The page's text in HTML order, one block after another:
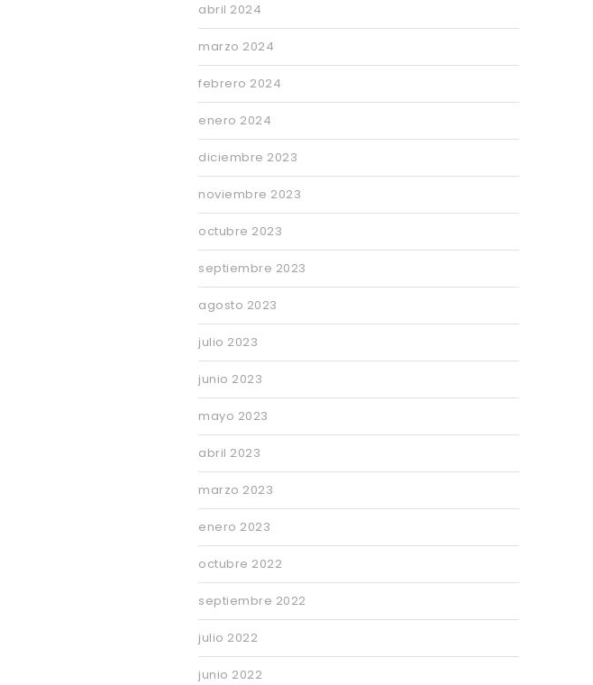
abril 2024
marzo 2024
febrero 2024
enero 2024
diciembre 2023
noviembre 2023
octubre 2023
septiembre 2023
agosto 2023
julio 2023
junio 2023
mayo 2023
abril 2023
marzo 2023
enero 2023
octubre 2022
septiembre 2022
julio 2022
junio 2022